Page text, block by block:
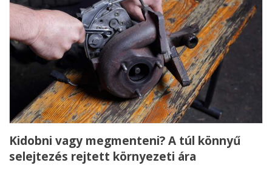
Kidobni vagy megmenteni? A túl könnyű
selejtezés rejtett környezeti ára